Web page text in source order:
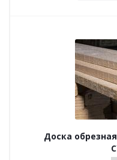
Доска обрезная